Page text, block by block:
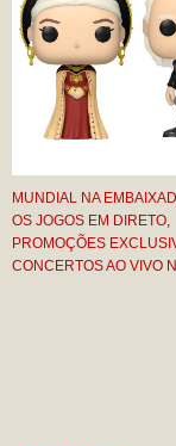
MUNDIAL NA
OS JOGOS EM DIRETO,
PROMOÇÕES
CONCERTOS AO VIVO